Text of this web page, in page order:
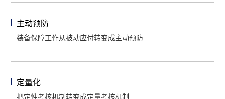
主动预防
装备保障工作从被动应付转变成主动预防
定量化
把定性考核机制转变成定量考核机制